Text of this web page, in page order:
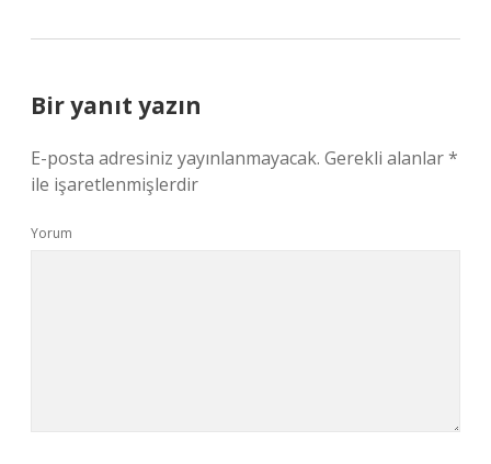
Bir yanıt yazın
E-posta adresiniz yayınlanmayacak. Gerekli alanlar*
ile işaretlenmişlerdir
Yorum